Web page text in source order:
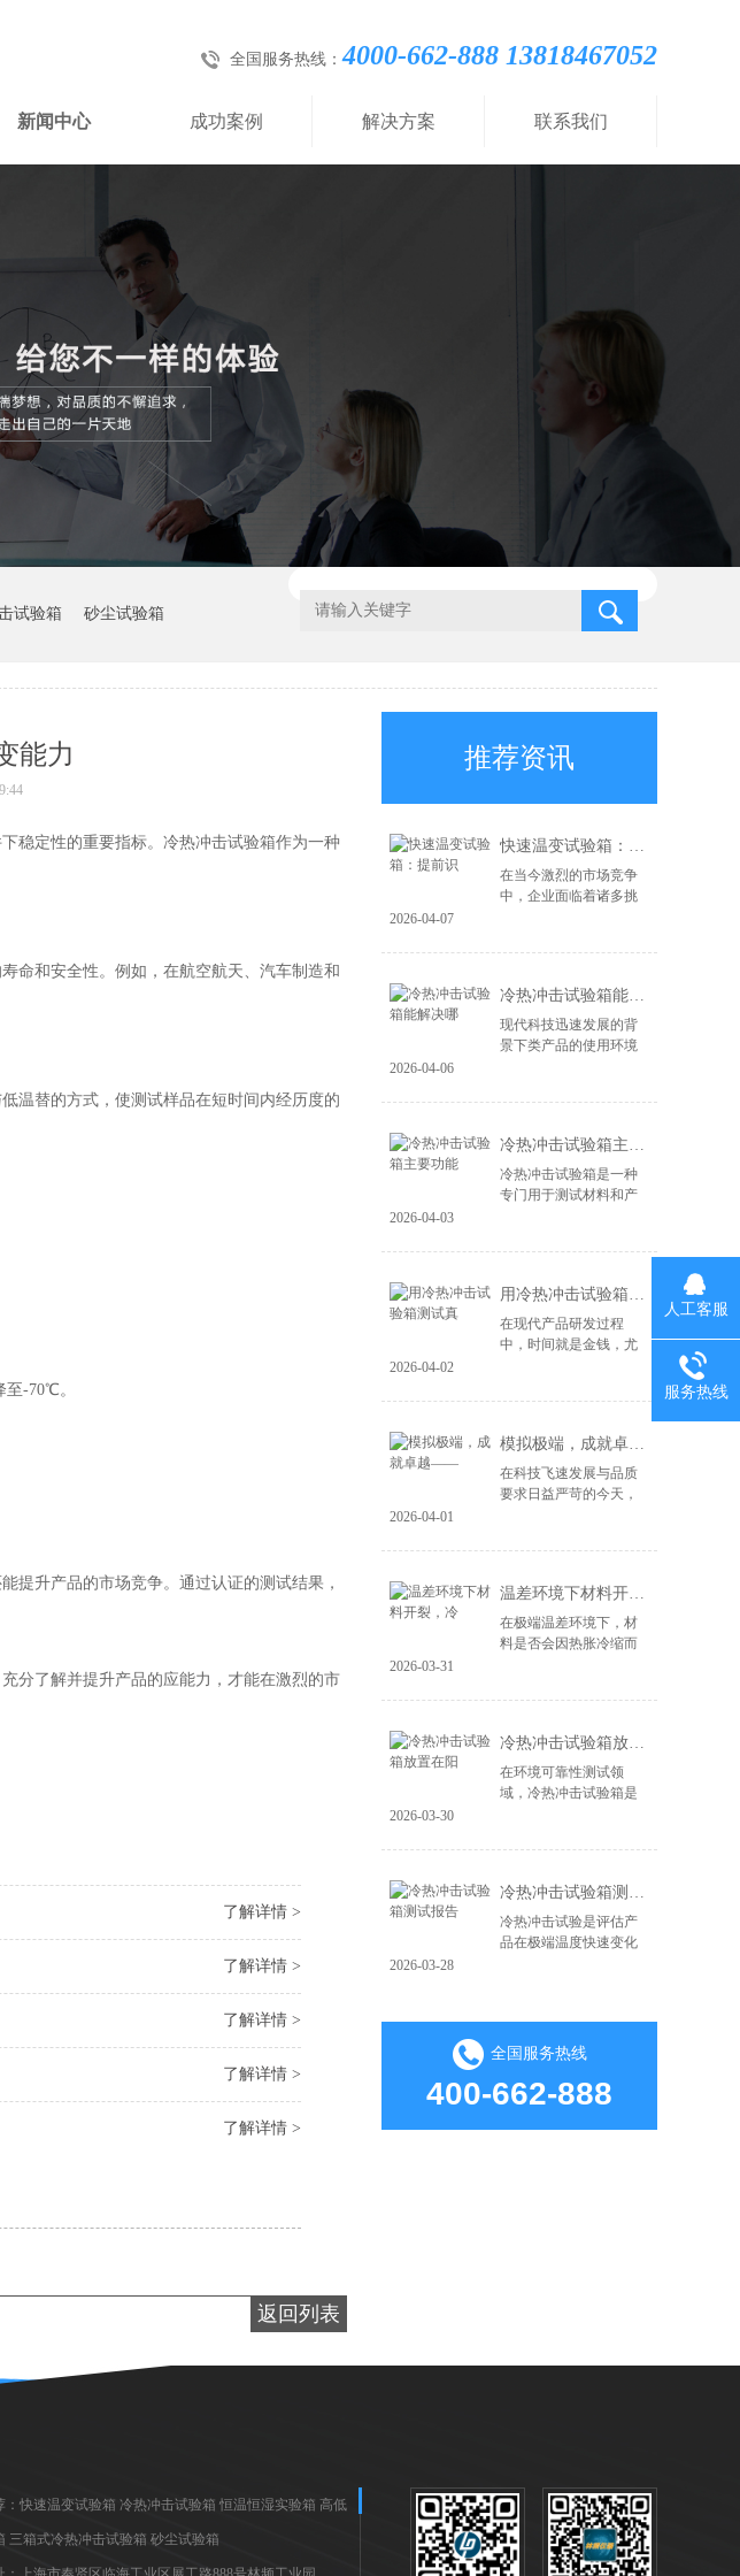
全国服务热线：4000-662-888 13818467052
新闻中心 成功案例 解决方案 联系我们
试验箱 砂尘试验箱
能力
稳定性的重要指标。冷热冲击试验箱作为一种
命和安全性。例如，在航空航天、汽车制造和
温替的方式，使测试样品在短时间内经历度的
-70℃。
提升产品的市场竞争。通过认证的测试结果，
分了解并提升产品的应能力，才能在激烈的市
了解详情 >
了解详情 >
了解详情 >
了解详情 >
了解详情 >
返回列表
推荐资讯
快速温变试验箱：提前识
在当今激烈的市场竞争
中，企业面临着诸多挑
市场上立于不败之地，
风险识别能力和高...
2026-04-07
冷热冲击试验箱能解决哪
现代科技迅速发展的背
景下类产品的使用环境
航空航天设备等，对材
了更高的要求。...
2026-04-06
冷热冲击试验箱主要功能
冷热冲击试验箱是一种
专门用于测试材料和产
包括： 温度变化模拟：
速将样品暴露于高...
2026-04-03
用冷热冲击试验箱测试真
在现代产品研发过程
中，时间就是金钱，尤
的产品成为企业成功的
作为一种重要的测试...
2026-04-02
模拟极端，成就卓越——
在科技飞速发展与品质
要求日益严苛的今天，
造，更在于其能否经受
环境的严峻考验。...
2026-04-01
温差环境下材料开裂，冷
在极端温差环境下，材
料是否会因热胀冷缩而
无论是电子产品、汽车
材料，微小的裂纹...
2026-03-31
冷热冲击试验箱放置在阳
在环境可靠性测试领
域，冷热冲击试验箱是
测试结果的准确性直接
成败。一个常被忽视...
2026-03-30
冷热冲击试验箱测试报告
冷热冲击试验是评估产
品在极端温度快速变化
要凭证。一份具备权威
性、可追溯性的专...
2026-03-28
全国服务热线
400-662-888
快速温变试验箱 冷热冲击试验箱 恒温恒湿实验箱 高低
三箱式冷热冲击试验箱 砂尘试验箱
人工客服
服务热线